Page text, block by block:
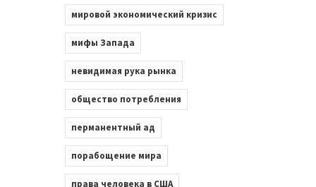
мировой экономический кризис
мифы Запада
невидимая рука рынка
общество потребления
перманентный ад
порабощение мира
права человека в США